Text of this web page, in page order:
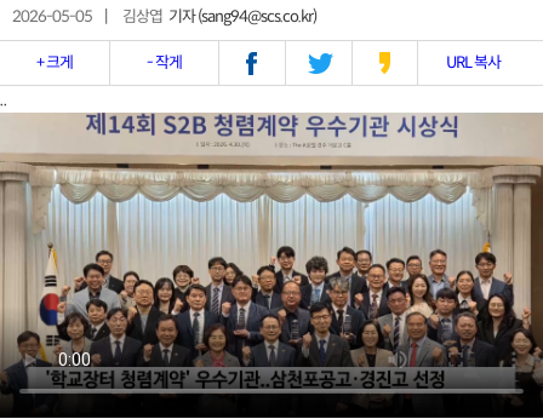
2026-05-05 김상엽 기자 (sang94@scs.co.kr)
+ 크게 - 작게 URL 복사
..